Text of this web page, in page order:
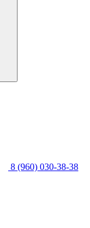
8 (960) 030-38-38